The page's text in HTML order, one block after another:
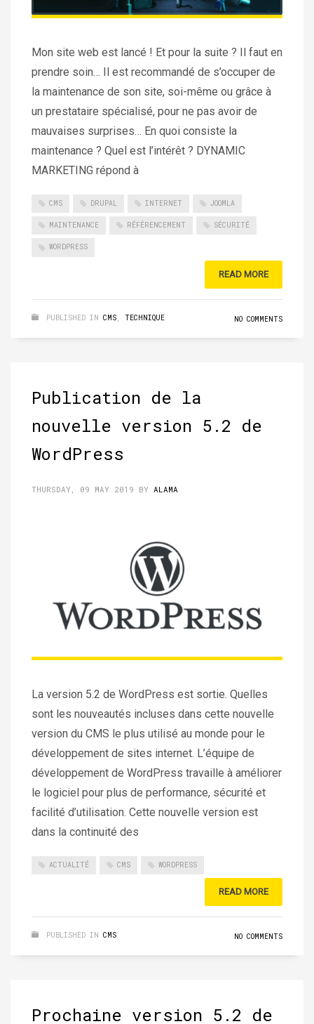
Mon site web est lancé ! Et pour la suite ? Il faut en
prendre soin… Il est recommandé de s’occuper de
la maintenance de son site, soi-même ou grâce à
un prestataire spécialisé, pour ne pas avoir de
mauvaises surprises… En quoi consiste la
maintenance ? Quel est l’intérêt ? DYNAMIC
MARKETING répond à
CMS DRUPAL INTERNET JOOMLA
MAINTENANCE RÉFÉRENCEMENT SÉCURITÉ
WORDPRESS
READ MORE
PUBLISHED IN CMS TECHNIQUE NO COMMENTS
Publication de la
nouvelle version 5.2 de
WordPress
THURSDAY, 09 MAY 2019 BY ALAMA
La version 5.2 de WordPress est sortie. Quelles
sont les nouveautés incluses dans cette nouvelle
version du CMS le plus utilisé au monde pour le
développement de sites internet. L’équipe de
développement de WordPress travaille à améliorer
le logiciel pour plus de performance, sécurité et
facilité d’utilisation. Cette nouvelle version est
dans la continuité des
ACTUALITÉ CMS WORDPRESS
READ MORE
PUBLISHED IN CMS NO COMMENTS
Prochaine version 5.2 de